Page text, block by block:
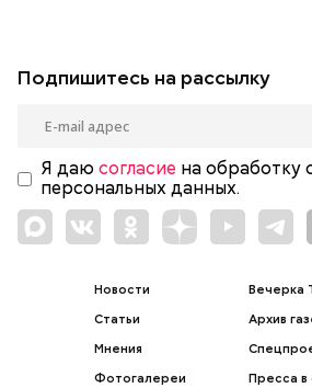
Подпишитесь на рассылку
Я даю согласие на обработку
персональных данных.
Новости
Статьи
Мнения
Фотогалереи
Вечерка
Архив
Пресса в